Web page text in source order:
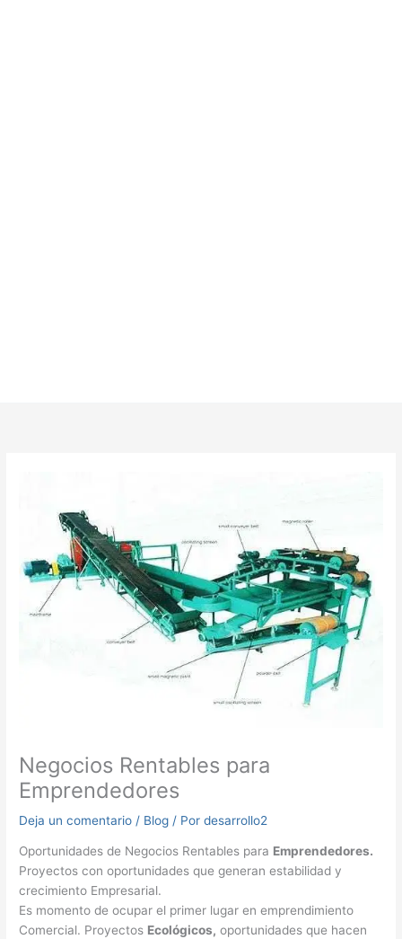
Negocios Rentables para
Emprendedores
Deja un comentario / Blog / Pordesarrollo2
Oportunidades de Negocios Rentables para Emprendedores.
Proyectos con oportunidades que generan estabilidad y
crecimiento Empresarial.
Es momento de ocupar el primer lugar en emprendimiento
Comercial. Proyectos Ecológicos, oportunidades que hacen